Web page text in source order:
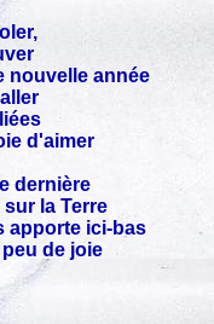
nouvelle année
d'aimer
dernière
la Terre
apporte ici-bas
de joie